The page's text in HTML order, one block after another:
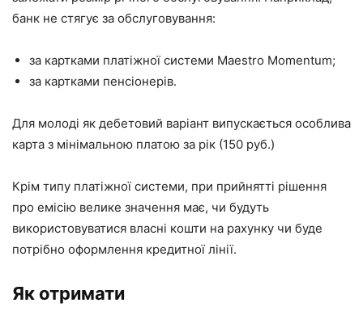
банк не стягує за обслуговування:
за картками платіжної системи Maestro Momentum;
за картками пенсіонерів.
Для молоді як дебетовий варіант випускається особлива
карта з мінімальною платою за рік (150 руб.)
Крім типу платіжної системи, при прийнятті рішення
про емісію велике значення має, чи будуть
використовуватися власні кошти на рахунку чи буде
потрібно оформлення кредитної лінії.
Як отримати